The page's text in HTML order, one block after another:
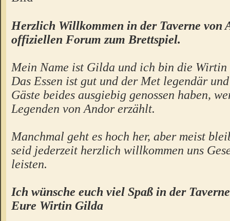
Herzlich Willkommen in der Taverne von
offiziellen Forum zum Brettspiel.
Mein Name ist Gilda und ich bin die Wirtin
Das Essen ist gut und der Met legendär
Gäste beides ausgiebig genossen haben,
Legenden von Andor erzählt.
Manchmal geht es hoch her, aber meist
seid jederzeit herzlich willkommen uns
leisten.
Ich wünsche euch viel Spaß in der
Eure Wirtin Gilda